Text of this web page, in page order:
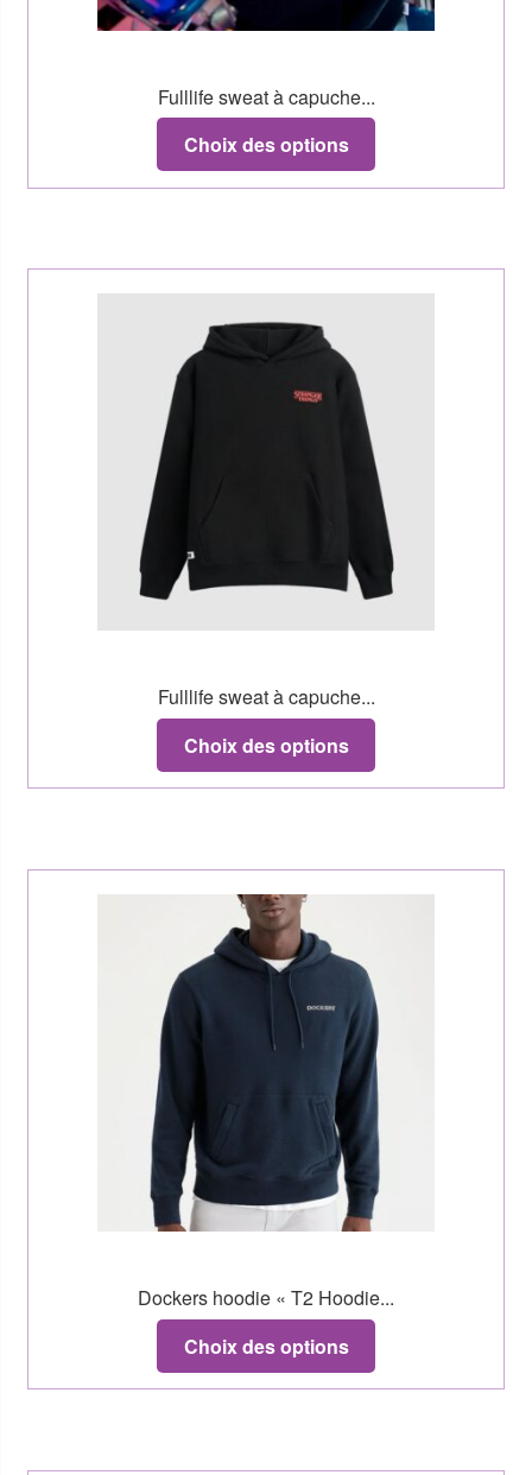
Fulllife sweat à capuche...
Choix des options
Fulllife sweat à capuche...
Choix des options
Dockers hoodie « T2 Hoodie...
Choix des options